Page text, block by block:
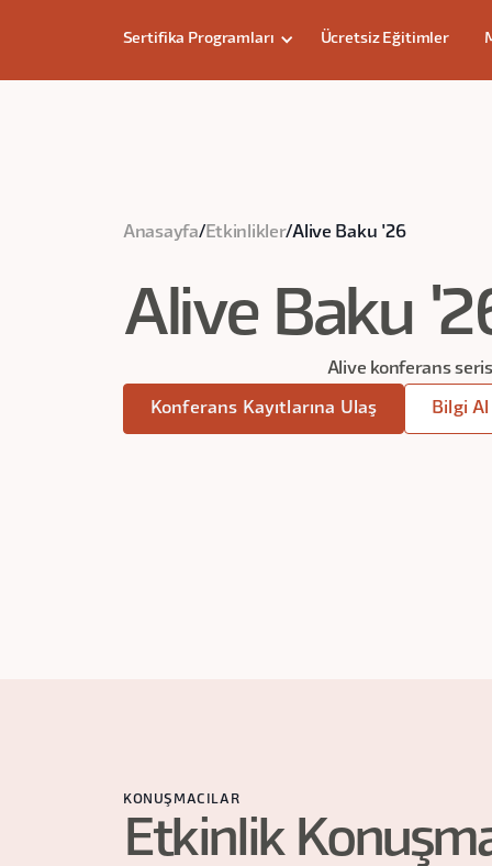
Sertifika Programları Ücretsiz Eğitimler
Anasayfa/ Etkinlikler/Alive Baku '26
Alive Baku
Alive konferans
Konferans Kayıtlarına Ulaş Bilgi Al
KONUŞMACILAR
Etkinlik